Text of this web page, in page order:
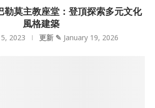
勒莫主教座堂：登頂探索多元文化
風格建築
2023 更新 ✎ January 19, 2026